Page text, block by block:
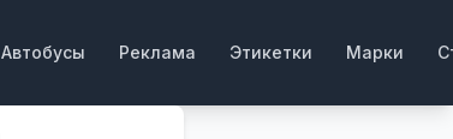
Автобусы Реклама Этикетки Марки